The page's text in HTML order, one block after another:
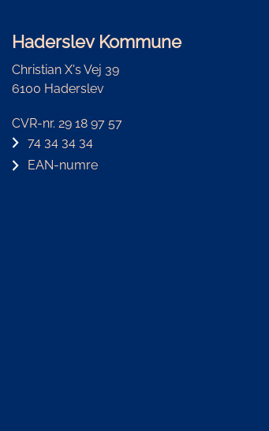
Haderslev Kommune
Christian X's Vej 39
6100 Haderslev
CVR-nr. 29 18 97 57
74 34 34 34
EAN-numre